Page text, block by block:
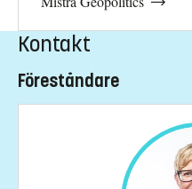
Kontakt
Föreståndare